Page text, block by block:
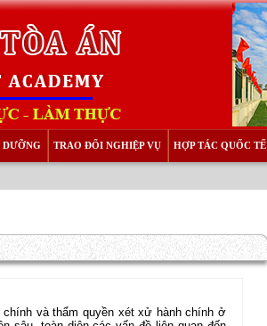
TRAO ĐỔI NGHIỆP VỤ HỢP TÁC QUỐC TẾ
chính và thẩm quyền xét xử hành chính ở